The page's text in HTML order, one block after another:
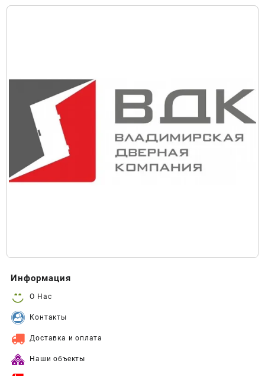
Информация
О Нас
Контакты
Доставка и оплата
Наши объекты